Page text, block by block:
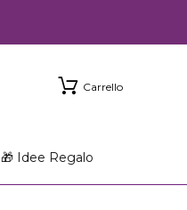
Carrello
🎁 Idee Regalo